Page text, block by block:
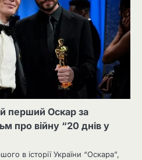
перший Оскар за
про війну “20 днів у
в історії України “Оскара”,